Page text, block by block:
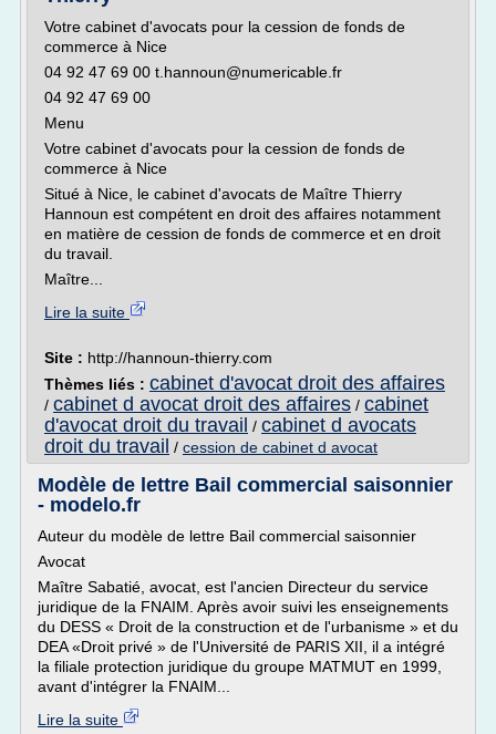
Votre cabinet d'avocats pour la cession de fonds de
commerce à Nice
04 92 47 69 00 t.hannoun@numericable.fr
04 92 47 69 00
Menu
Votre cabinet d'avocats pour la cession de fonds de
commerce à Nice
Situé à Nice, le cabinet d'avocats de Maître Thierry
Hannoun est compétent en droit des affaires notamment
en matière de cession de fonds de commerce et en droit
du travail.
Maître...
Lire la suite
Site : http://hannoun-thierry.com
Thèmes liés : cabinet d'avocat droit des affaires
/ cabinet d avocat droit des affaires / cabinet
d'avocat droit du travail / cabinet d avocats
droit du travail / cession de cabinet d avocat
Modèle de lettre Bail commercial saisonnier
- modelo.fr
Auteur du modèle de lettre Bail commercial saisonnier
Avocat
Maître Sabatié, avocat, est l'ancien Directeur du service
juridique de la FNAIM. Après avoir suivi les enseignements
du DESS « Droit de la construction et de l'urbanisme » et du
DEA «Droit privé » de l'Université de PARIS XII, il a intégré
la filiale protection juridique du groupe MATMUT en 1999,
avant d'intégrer la FNAIM...
Lire la suite